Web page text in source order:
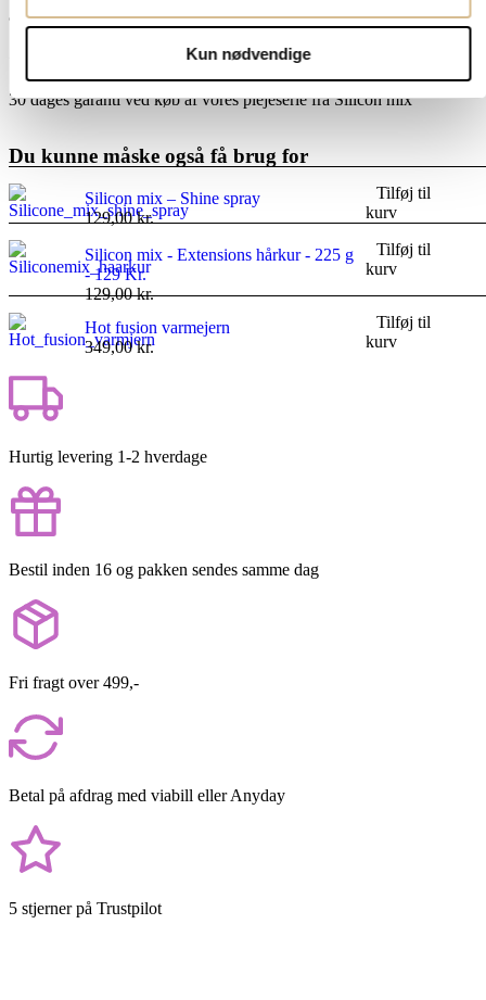
Kun nødvendige
anvendes altid varmebeskyttelse.
30 dages garanti ved køb af vores plejeserie fra Silicon mix
Du kunne måske også få brug for
Silicon mix – Shine spray
129,00kr.
Tilføj til
kurv
Silicon mix - Extensions hårkur - 225 g
- 129 Kr.
129,00kr.
Tilføj til
kurv
Hot fusion varmejern
349,00kr.
Tilføj til
kurv
Hurtig levering 1-2 hverdage
Bestil inden 16 og pakken sendes samme dag
Fri fragt over 499,-
Betal på afdrag med viabill eller Anyday
5 stjerner på Trustpilot